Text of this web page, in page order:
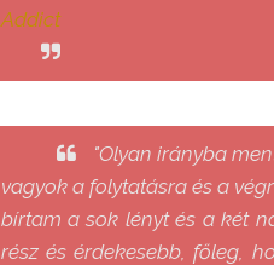
Addict
"Olyan irányba
vagyok a folytatásra és a
bírtam a sok lényt és a két
rész és érdekesebb, főleg,